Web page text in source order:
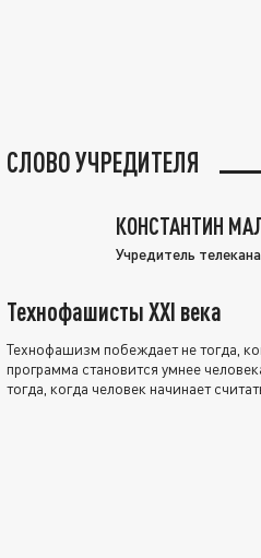
СЛОВО УЧРЕДИТЕЛЯ
КОНСТАНТИН
Учредитель
Технофашисты XXI века
Технофашизм побеждает не тогда,
программа становится умнее
тогда, когда человек начинает